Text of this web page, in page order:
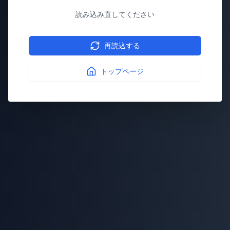
読み込み直してください
再読込する
トップページ